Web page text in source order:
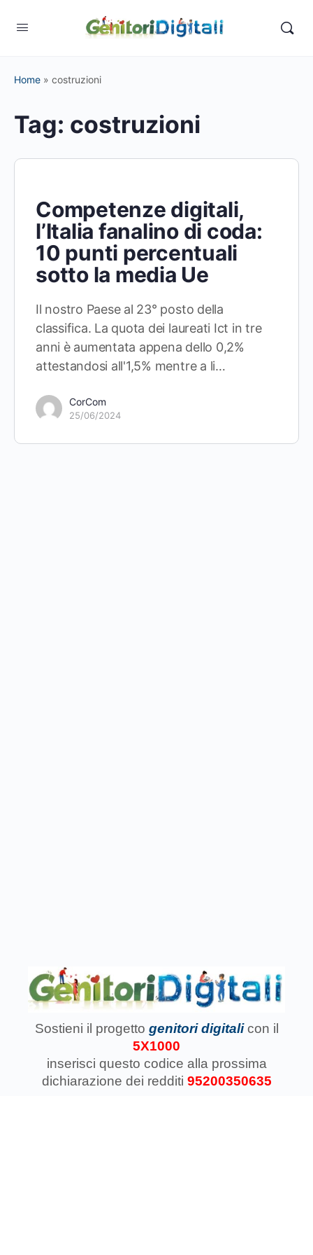
Home » costruzioni
Tag: costruzioni
Competenze digitali,
l’Italia fanalino di coda:
10 punti percentuali
sotto la media Ue
Il nostro Paese al 23° posto della
classifica. La quota dei laureati Ict in tre
anni è aumentata appena dello 0,2%
attestandosi all'1,5% mentre a li…
CorCom
25/06/2024
Sostieni il progetto genitori digitali con il
5X1000
inserisci questo codice alla prossima
dichiarazione dei redditi 95200350635